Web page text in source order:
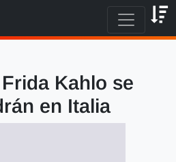
Kahlo se
en Italia